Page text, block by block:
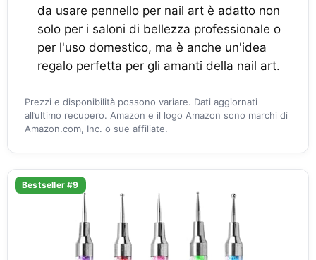
da usare pennello per nail art è adatto non
solo per i saloni di bellezza professionale o
per l'uso domestico, ma è anche un'idea
regalo perfetta per gli amanti della nail art.
Prezzi e disponibilità possono variare. Dati aggiornati
all’ultimo recupero. Amazon e il logo Amazon sono marchi di
Amazon.com, Inc. o sue affiliate.
Bestseller #9